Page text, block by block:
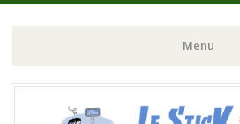
Menu
Aller